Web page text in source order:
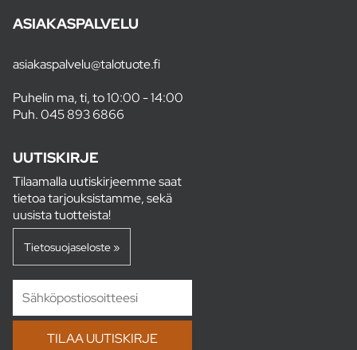
ASIAKASPALVELU
asiakaspalvelu@talotuote.fi
Puhelin ma, ti, to 10:00 - 14:00
Puh.045 893 6866
UUTISKIRJE
Tilaamalla uutiskirjeemme saat
tietoa tarjouksistamme, sekä
uusista tuotteista!
Tietosuojaseloste »